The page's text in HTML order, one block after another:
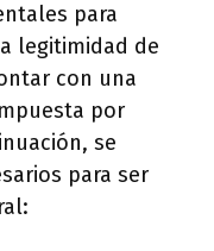
para
legitimidad de
con una
por
se
para ser